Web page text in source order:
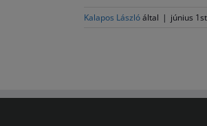
Kalapos Lászlóáltal | június